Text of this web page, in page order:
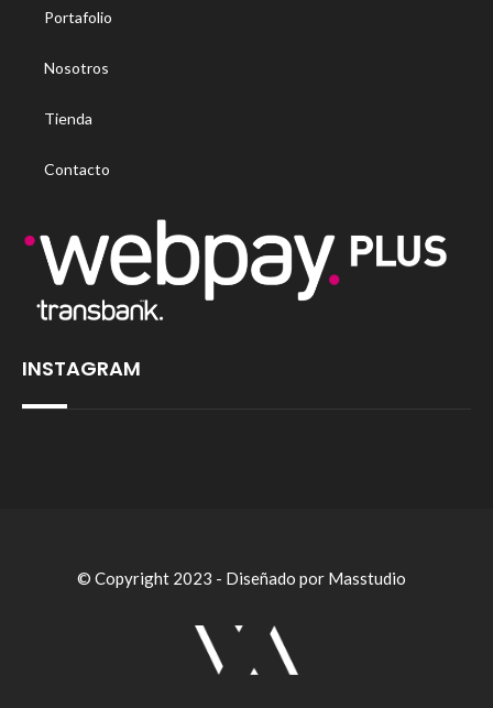
Portafolio
Nosotros
Tienda
Contacto
INSTAGRAM
© Copyright 2023 - Diseñado por Masstudio